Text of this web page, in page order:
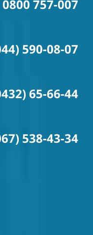
0800 757-007
590-08-07
65-66-44
538-43-34